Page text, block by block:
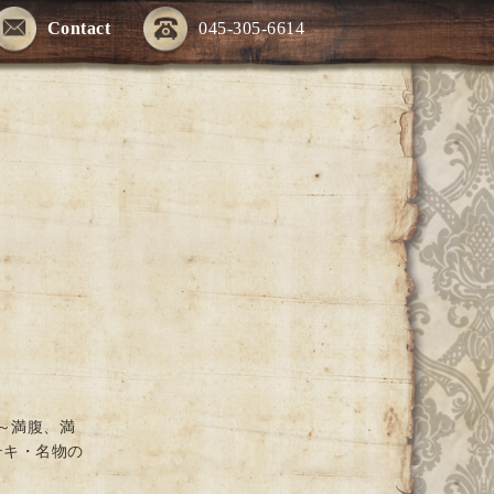
045-305-6614
Contact
満腹、満
・名物の